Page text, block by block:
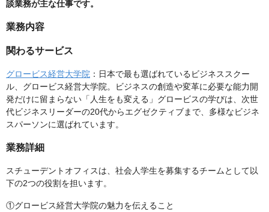
談業務が主な仕事です。
業務内容
関わるサービス
グロービス経営大学院 ：日本で最も選ばれているビジネススクー
ル、グロービス経営大学院。ビジネスの創造や変革に必要な能力開
発だけに留まらない「人生をも変える」グロービスの学びは、次世
代ビジネスリーダーの20代からエグゼクティブまで、多様なビジネ
スパーソンに選ばれています。
業務詳細
スチューデントオフィスは、社会人学生を募集するチームとして以
下の2つの役割を担います。
①グロービス経営大学院の魅力を伝えること